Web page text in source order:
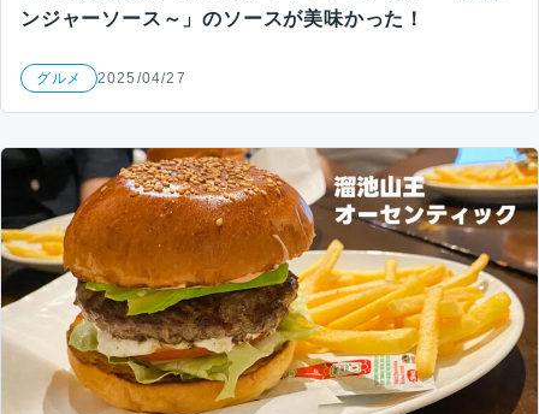
ンジャーソース～」のソースが美味かった！
グルメ 2025/04/27